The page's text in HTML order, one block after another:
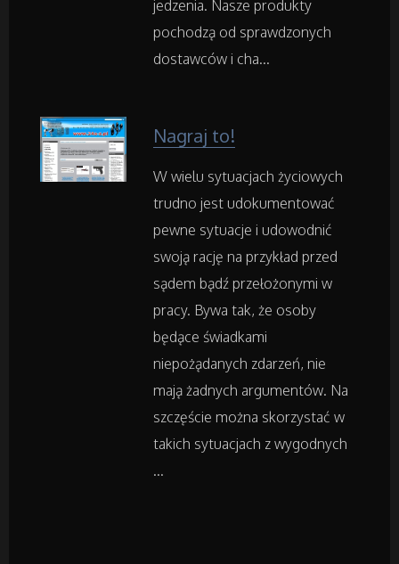
Weterynaryjne, Hodowla Zwierząt
Serwis
Opieka
Inne Usługi
Noclegi
Hotele i Noclegi
Podróże
Wypoczynek
jedzenia. Nasze produkty
pochodzą od sprawdzonych
dostawców i cha...
Nagraj to!
W wielu sytuacjach życiowych
trudno jest udokumentować
pewne sytuacje i udowodnić
swoją rację na przykład przed
sądem bądź przełożonymi w
pracy. Bywa tak, że osoby
będące świadkami
niepożądanych zdarzeń, nie
mają żadnych argumentów. Na
szczęście można skorzystać w
takich sytuacjach z wygodnych
...